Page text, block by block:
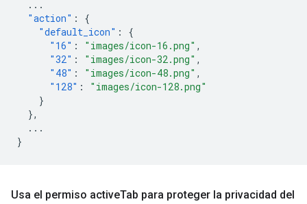
...
"action" :
{
"default_icon" :
{
"16" : "images/icon-16.png" ,
"32" : "images/icon-32.png" ,
"48" : "images/icon-48.png" ,
"128" :
"images/icon-128.png"
}
},
...
}
Usa el permiso activeTab para proteger la privacidad del